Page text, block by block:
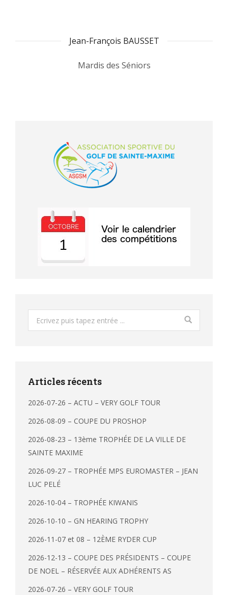
Jean-François BAUSSET
Mardis des Séniors
Search:
Articles récents
2026-07-26 – ACTU – VERY GOLF TOUR
2026-08-09 – COUPE DU PROSHOP
2026-08-23 – 13ème TROPHÉE DE LA VILLE DE
SAINTE MAXIME
2026-09-27 – TROPHÉE MPS EUROMASTER – JEAN
LUC PELÉ
2026-10-04 – TROPHÉE KIWANIS
2026-10-10 – GN HEARING TROPHY
2026-11-07 et 08 – 12ÈME RYDER CUP
2026-12-13 – COUPE DES PRÉSIDENTS – COUPE
DE NOEL – RÉSERVÉE AUX ADHÉRENTS AS
2026-07-26 – VERY GOLF TOUR